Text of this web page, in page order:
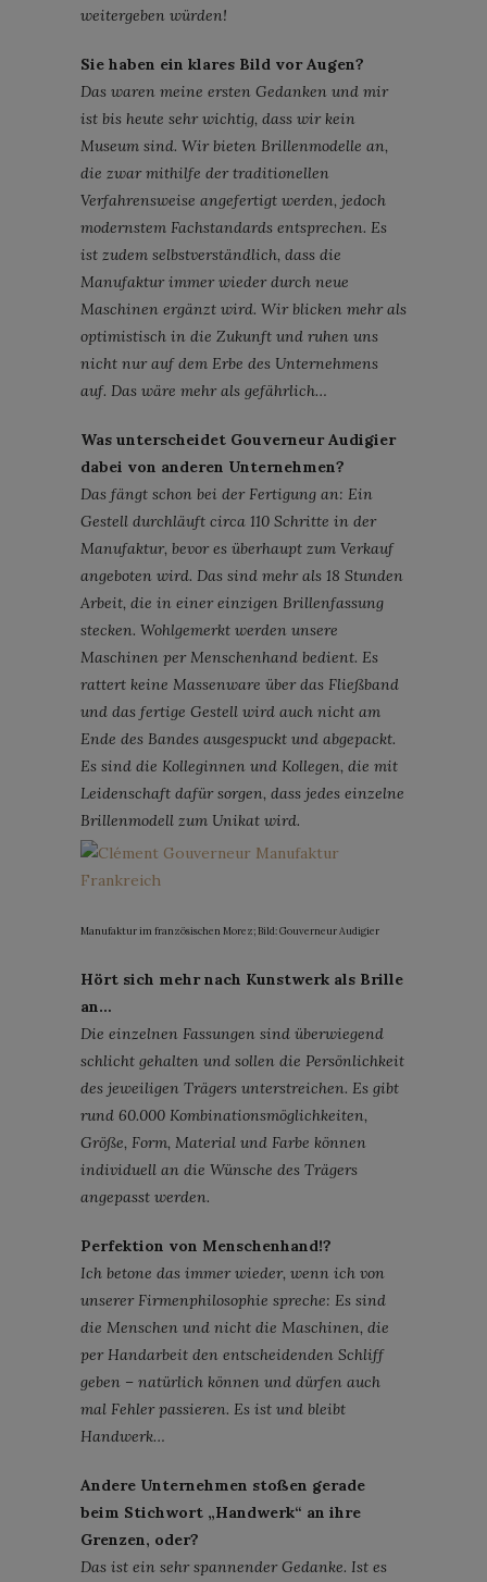
weitergeben würden!
Sie haben ein klares Bild vor Augen?
Das waren meine ersten Gedanken und mir
ist bis heute sehr wichtig, dass wir kein
Museum sind. Wir bieten Brillenmodelle an,
die zwar mithilfe der traditionellen
Verfahrensweise angefertigt werden, jedoch
modernstem Fachstandards entsprechen. Es
ist zudem selbstverständlich, dass die
Manufaktur immer wieder durch neue
Maschinen ergänzt wird. Wir blicken mehr als
optimistisch in die Zukunft und ruhen uns
nicht nur auf dem Erbe des Unternehmens
auf. Das wäre mehr als gefährlich…
Was unterscheidet Gouverneur Audigier
dabei von anderen Unternehmen?
Das fängt schon bei der Fertigung an: Ein
Gestell durchläuft circa 110 Schritte in der
Manufaktur, bevor es überhaupt zum Verkauf
angeboten wird. Das sind mehr als 18 Stunden
Arbeit, die in einer einzigen Brillenfassung
stecken. Wohlgemerkt werden unsere
Maschinen per Menschenhand bedient. Es
rattert keine Massenware über das Fließband
und das fertige Gestell wird auch nicht am
Ende des Bandes ausgespuckt und abgepackt.
Es sind die Kolleginnen und Kollegen, die mit
Leidenschaft dafür sorgen, dass jedes einzelne
Brillenmodell zum Unikat wird.
Manufaktur im französischen Morez; Bild: Gouverneur Audigier
Hört sich mehr nach Kunstwerk als Brille
an…
Die einzelnen Fassungen sind überwiegend
schlicht gehalten und sollen die Persönlichkeit
des jeweiligen Trägers unterstreichen. Es gibt
rund 60.000 Kombinationsmöglichkeiten,
Größe, Form, Material und Farbe können
individuell an die Wünsche des Trägers
angepasst werden.
Perfektion von Menschenhand!?
Ich betone das immer wieder, wenn ich von
unserer Firmenphilosophie spreche: Es sind
die Menschen und nicht die Maschinen, die
per Handarbeit den entscheidenden Schliff
geben – natürlich können und dürfen auch
mal Fehler passieren. Es ist und bleibt
Handwerk…
Andere Unternehmen stoßen gerade
beim Stichwort „Handwerk“ an ihre
Grenzen, oder?
Das ist ein sehr spannender Gedanke. Ist es